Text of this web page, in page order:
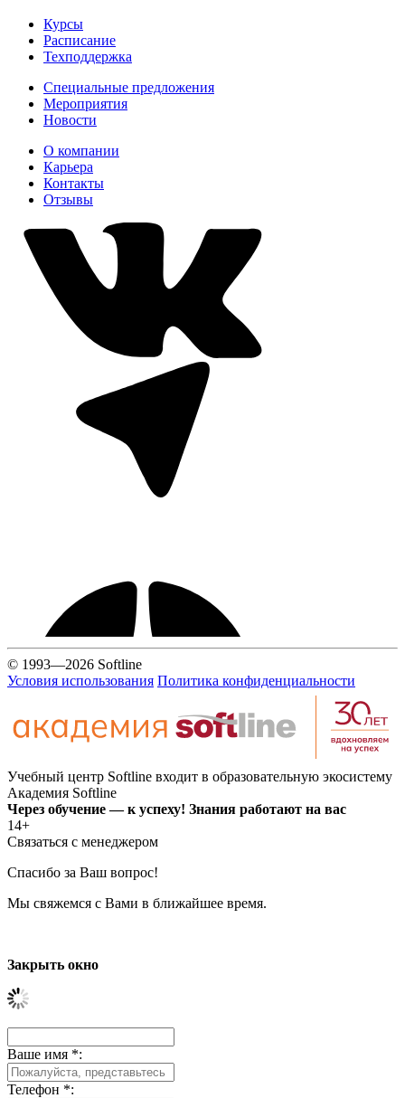
Курсы
Расписание
Техподдержка
Специальные предложения
Мероприятия
Новости
О компании
Карьера
Контакты
Отзывы
© 1993—2026 Softline
Условия использования Политика конфиденциальности
Учебный центр Softline входит в образовательную экосистему
Академия Softline
Через обучение — к успеху! Знания работают на вас
14+
Связаться с менеджером
Спасибо за Ваш вопрос!
Мы свяжемся с Вами в ближайшее время.
Закрыть окно
Ваше имя *:
Телефон *: